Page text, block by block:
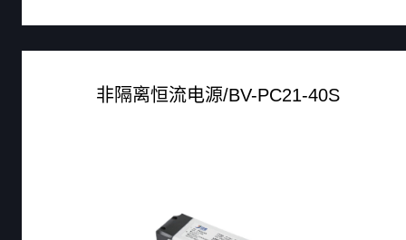
非隔离恒流电源/BV-PC21-40S